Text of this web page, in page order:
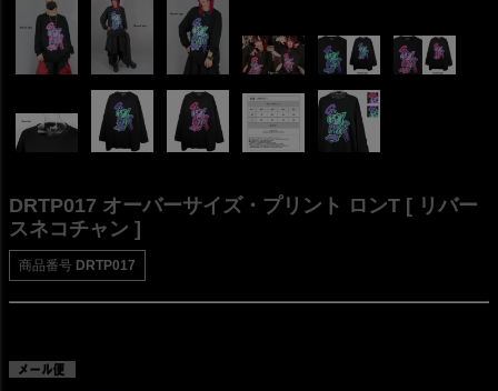
DRTP017 オーバーサイズ・プリント ロンT [ リバー
スネコチャン ]
商品番号 DRTP017